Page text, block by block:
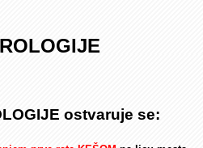
ostvaruje se: